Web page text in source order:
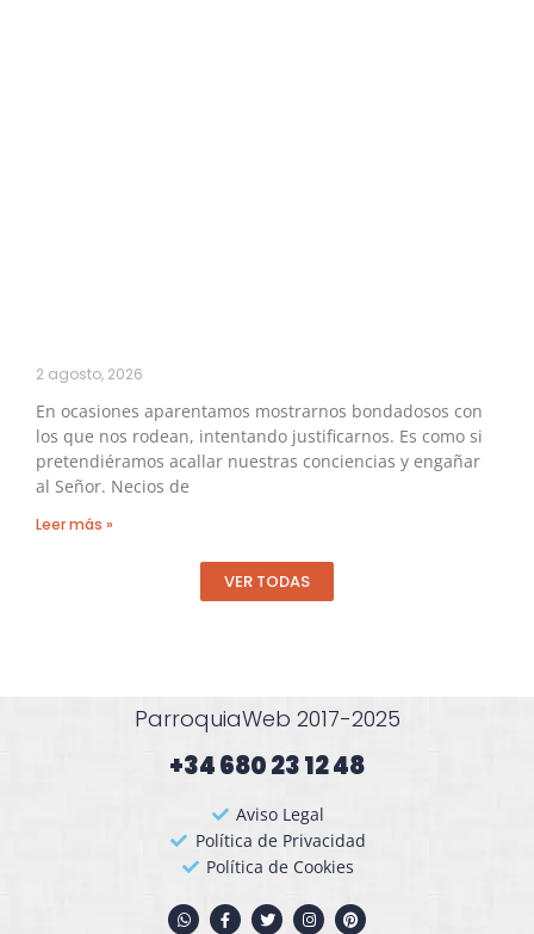
2 agosto, 2026
En ocasiones aparentamos mostrarnos bondadosos con
los que nos rodean, intentando justificarnos. Es como si
pretendiéramos acallar nuestras conciencias y engañar
al Señor. Necios de
Leer más »
VER TODAS
ParroquiaWeb 2017-2025
+34 680 23 12 48​
Aviso Legal
Política de Privacidad
Política de Cookies
W
h
F
a
T
w
I
n
P
i